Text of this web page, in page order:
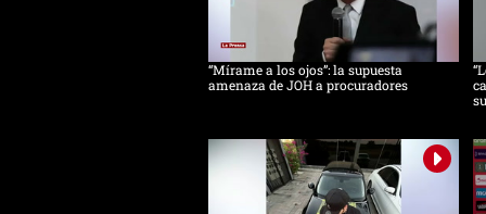
“Mírame a los ojos”: la supuesta
amenaza de JOH a procuradores